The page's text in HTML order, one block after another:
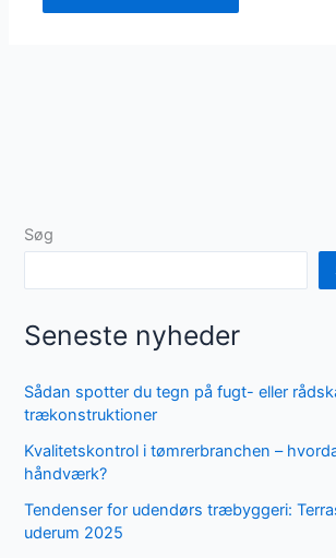
Søg
Seneste nyheder
Sådan spotter du tegn på fugt- eller
trækonstruktioner
Kvalitetskontrol i tømrerbranchen –
håndværk?
Tendenser for udendørs træbyggeri:
uderum 2025